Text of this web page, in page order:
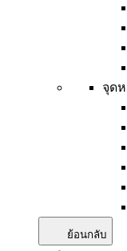
จุด
ย้อนกลับ